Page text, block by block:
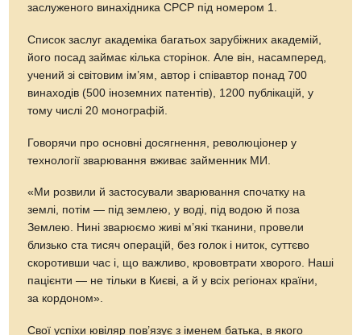
заслуженого винахідника СРСР під номером 1.
Список заслуг академіка багатьох зарубіжних академій,
його посад займає кілька сторінок. Але він, насамперед,
учений зі світовим ім’ям, автор і співавтор понад 700
винаходів (500 іноземних патентів), 1200 публікацій, у
тому числі 20 монографій.
Говорячи про основні досягнення, революціонер у
технології зварювання вживає займенник МИ.
«Ми розвили й застосували зварювання спочатку на
землі, потім — під землею, у воді, під водою й поза
Землею. Нині зварюємо живі м’які тканини, провели
близько ста тисяч операцій, без голок і ниток, суттєво
скоротивши час і, що важливо, крововтрати хворого. Наші
пацієнти — не тільки в Києві, а й у всіх регіонах країни,
за кордоном».
Свої успіхи ювіляр пов’язує з іменем батька, в якого